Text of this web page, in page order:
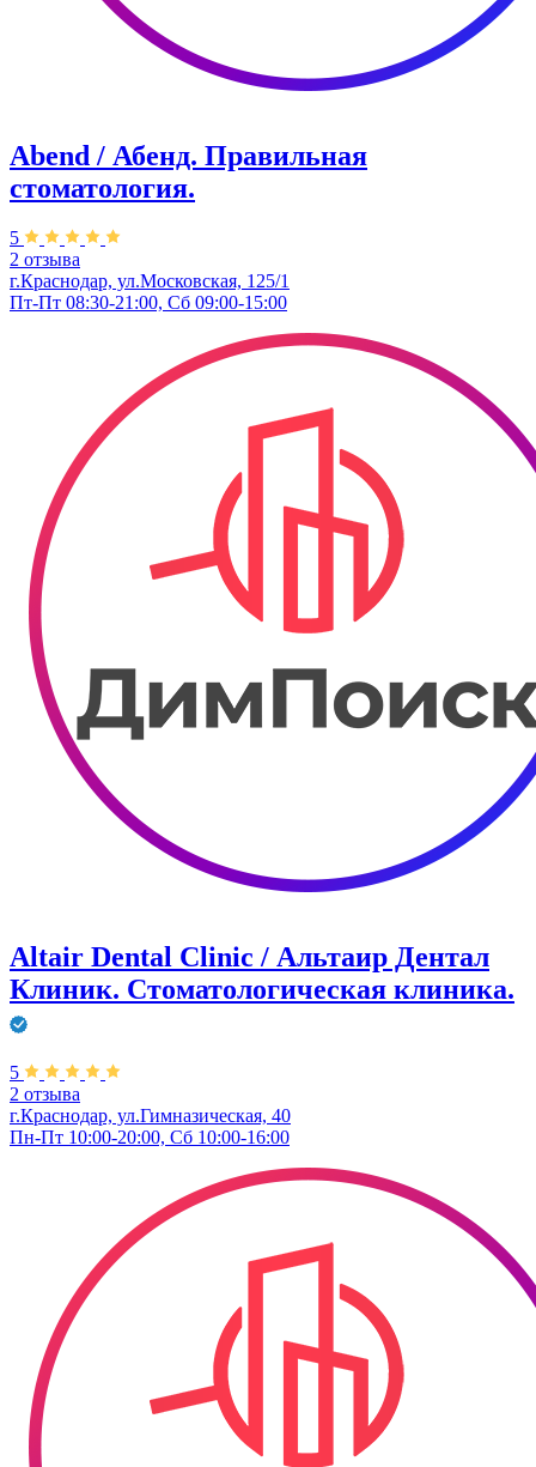
Abend / Абенд. Правильная
стоматология.
5
2 отзыва
г.Краснодар, ул.Московская, 125/1
Пт-Пт 08:30-21:00, Сб 09:00-15:00
Altair Dental Clinic / Альтаир Дентал
Клиник. Стоматологическая клиника.
5
2 отзыва
г.Краснодар, ул.Гимназическая, 40
Пн-Пт 10:00-20:00, Сб 10:00-16:00